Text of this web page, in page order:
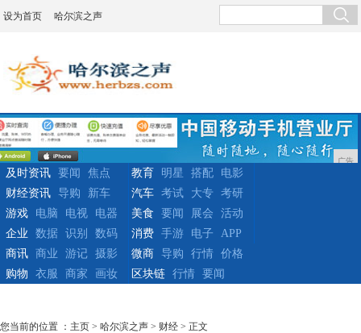
设为首页 哈尔滨之声
广告
及时资讯 要闻
焦点
财经资讯
导购 新车
教育 明星 搭配
电影
汽车
考试 大专
考研
游戏
电脑 电视
电器
企业
数据 识别 数码
美食 要闻 展会
活动
消费
手游 电子
APP
商讯
商业 游记
摄影
购物
衣服 商家 画妆
微商 导购 行情
价格
区块链
行情 要闻
您当前的位置 ： 主页 > 哈尔滨之声 > 财经 > 正文